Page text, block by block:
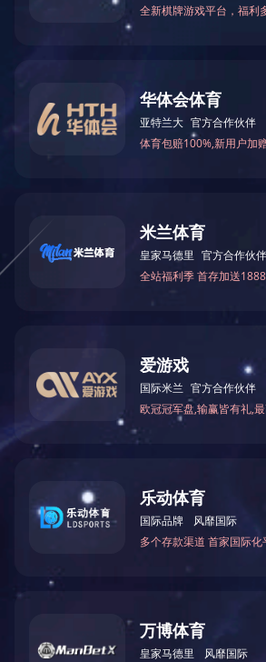
万仁药业：万民为先，以
药祖方 万氏独一方 万氏老贴膏
千亿(中国) 公司简介
版权
咨询
网址：/